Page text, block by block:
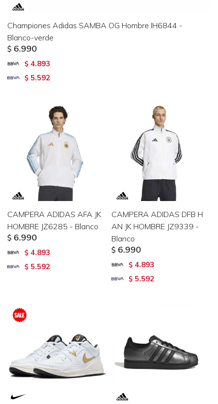
Championes Adidas SAMBA OG Hombre IH6844 -
Blanco-verde
$ 6.990
$ 4.893
$ 5.592
CAMPERA ADIDAS AFA JK
HOMBRE JZ6285 - Blanco
$ 6.990
$ 4.893
$ 5.592
CAMPERA ADIDAS DFB H
AN JK HOMBRE JZ9339 -
Blanco
$ 6.990
$ 4.893
$ 5.592